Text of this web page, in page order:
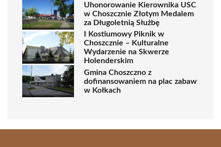
Uhonorowanie Kierownika USC
w Choszcznie Złotym Medalem
za Długoletnią Służbę
I Kostiumowy Piknik w
Choszcznie – Kulturalne
Wydarzenie na Skwerze
Holenderskim
Gmina Choszczno z
dofinansowaniem na plac zabaw
w Kołkach